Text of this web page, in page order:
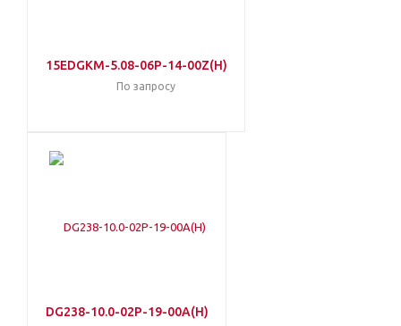
15EDGKM-5.08-06P-14-00Z(H)
По запросу
DG238-10.0-02P-19-00A(H)